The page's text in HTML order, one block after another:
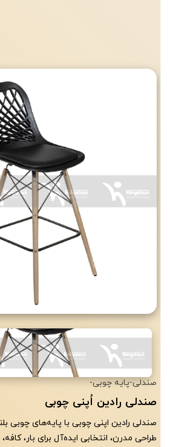
با تشکر از اعتماد
صنایع تولیدی
صندلی-پایه چوبی-
صندلی رادین اُپنی چوبی
صندلی رادین اپنی چوبی با پایه‌های چوبی
طراحی مدرن، انتخابی ایده‌آل برای بار،